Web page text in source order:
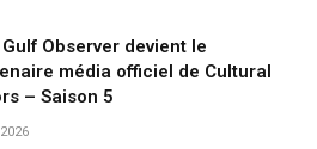
Observer devient le
média officiel de Cultural
– Saison 5